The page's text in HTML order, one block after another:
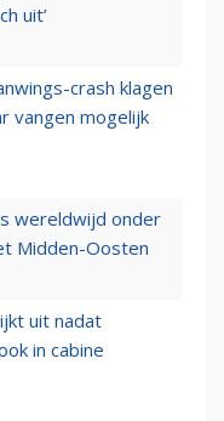
uit’
crash klagen
vangen mogelijk
wereldwijd onder
Midden-Oosten
uit nadat
in cabine